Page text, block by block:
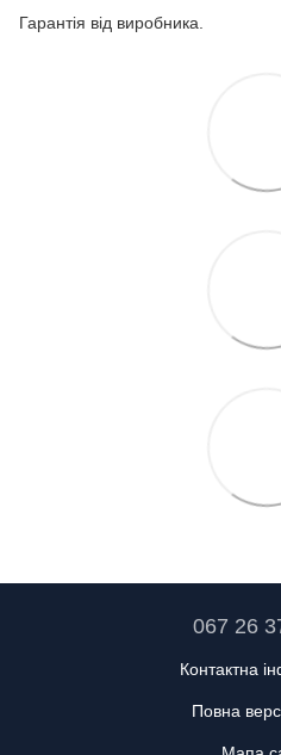
Гарантія від виробника.
067 26
Контактна
Повна